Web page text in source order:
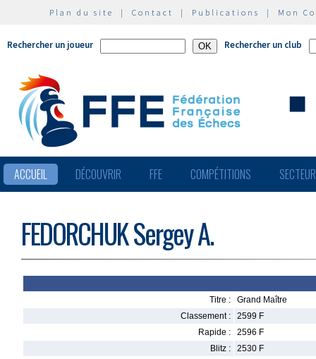
Plan du site | Contact | Publications | Mon
Rechercher un joueur Rechercher un club
ACCUEIL DÉCOUVRIR FFE COMPÉTITIONS
FEDORCHUK Sergey A.
Titre :
Grand Maître
Classement :
2599 F
Rapide :
2596 F
Blitz :
2530 F